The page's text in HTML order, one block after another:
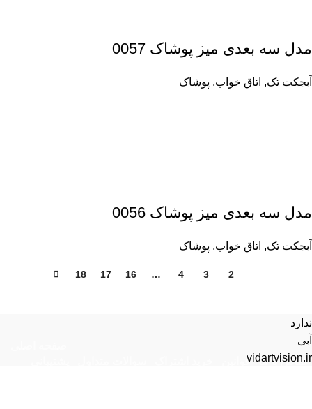
مدل سه بعدی میز پوشاک 0057
آبجکت تک, اتاق خواب, پوشاک
مدل سه بعدی میز پوشاک 0056
آبجکت تک, اتاق خواب, پوشاک
2
3
4
…
16
17
18
ندارد
آبی
vidartvision.ir
تماس با ما
قوانین